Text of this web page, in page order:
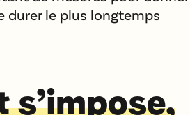
durer le plus longtemps